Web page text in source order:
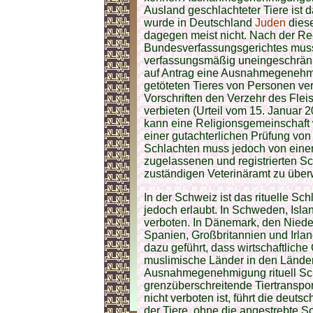
Ausland geschlachteter Tiere ist
wurde in DeutschlandJuden
dagegen meist nicht. Nach der
Bundesverfassungsgerichtes
verfassungsmäßig
auf Antrag eine
getöteten Tieres von Personen
Vorschriften den Verzehr des
verbieten (Urteil vom 15. Januar
kann eine
einer gutachterlichen Prüfung
Schlachten muss jedoch von
zugelassenen und registrierten
zuständigen Veterinäramt zu
In der Schweiz ist das rituelle
jedoch erlaubt. In Schweden,
verboten. In Dänemark, den
Spanien, Großbritannien und
dazu geführt, dass
muslimische Länder in den
Ausnahmegenehmigung rituell
grenzüberschreitende
nicht verboten ist, führt die
der Tiere, ohne die angestrebte